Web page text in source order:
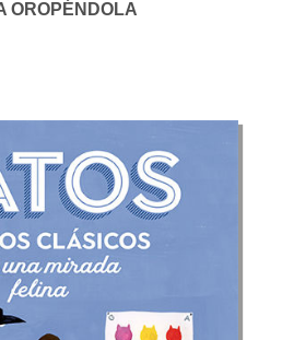
OROPÉNDOLA